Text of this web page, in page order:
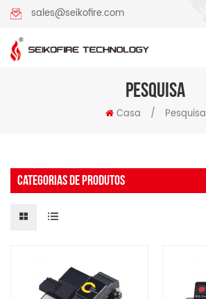
sales@seikofire.com
PESQUISA
Casa / Pesquisa
CATEGORIAS DE PRODUTOS